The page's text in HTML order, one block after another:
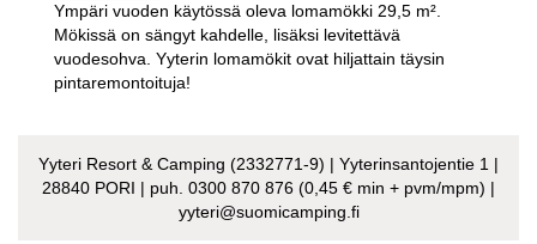
Ympäri vuoden käytössä oleva lomamökki 29,5 m².
Mökissä on sängyt kahdelle, lisäksi levitettävä
vuodesohva. Yyterin lomamökit ovat hiljattain täysin
pintaremontoituja!
Yyteri Resort & Camping (2332771-9) | Yyterinsantojentie 1 |
28840 PORI | puh. 0300 870 876 (0,45 € min + pvm/mpm) |
yyteri@suomicamping.fi